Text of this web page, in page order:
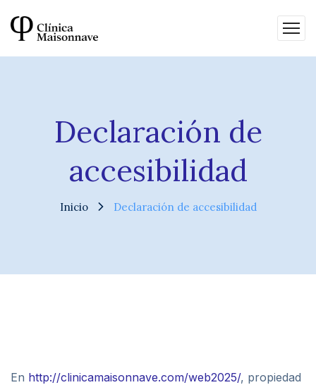
Declaración de
accesibilidad
Inicio Declaración de accesibilidad
En http://clinicamaisonnave.com/web2025/, propiedad